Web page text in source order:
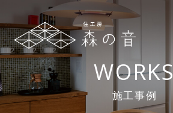
WORKS
施工事例